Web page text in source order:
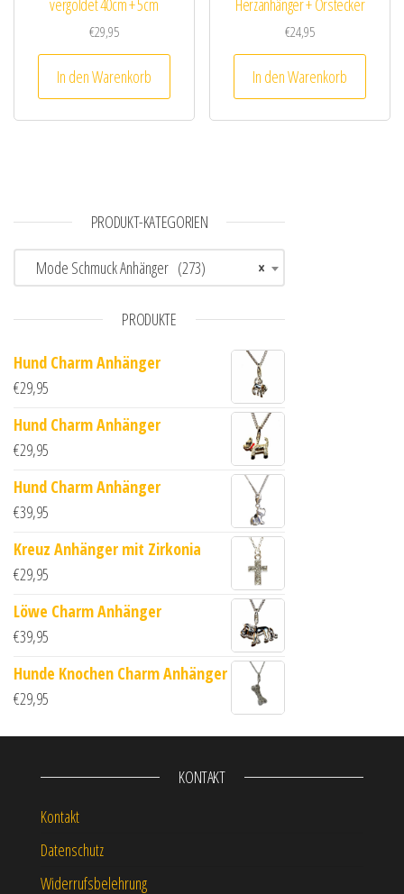
€29,95
In den Warenkorb
€24,95
In den Warenkorb
PRODUKT-KATEGORIEN
×
Mode Schmuck Anhänger (273)
PRODUKTE
Hund Charm Anhänger
€29,95
Hund Charm Anhänger
€29,95
Hund Charm Anhänger
€39,95
Kreuz Anhänger mit Zirkonia
€29,95
Löwe Charm Anhänger
€39,95
Hunde Knochen Charm Anhänger
€29,95
KONTAKT
Kontakt
Datenschutz
Widerrufsbelehrung